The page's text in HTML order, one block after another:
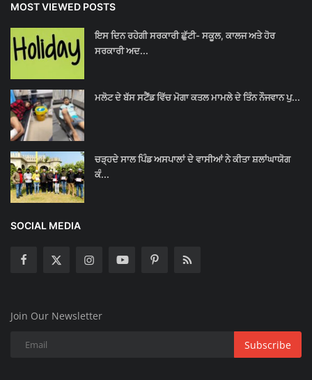
MOST VIEWED POSTS
ਇਸ ਦਿਨ ਰਹੇਗੀ ਸਰਕਾਰੀ ਛੁੱਟੀ- ਸਕੂਲ, ਕਾਲਜ ਅਤੇ ਹੋਰ
ਸਰਕਾਰੀ ਅਦ...
ਮਲੋਟ ਦੇ ਬੱਸ ਸਟੈਂਡ ਵਿੱਚ ਮੋਗਾ ਕਤਲ ਮਾਮਲੇ ਦੇ ਤਿੰਨ ਨੌਜਵਾਨ ਪੁ...
ਚੜ੍ਹਦੇ ਸਾਲ ਪਿੰਡ ਅਸਪਾਲਾਂ ਦੇ ਵਾਸੀਆਂ ਨੇ ਕੀਤਾ ਸ਼ਲਾਂਘਾਯੋਗ
ਕੰ...
SOCIAL MEDIA
Join Our Newsletter
Subscribe